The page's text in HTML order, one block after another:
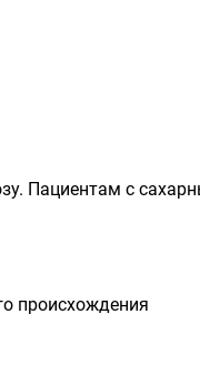
Пациентам с
происхождения